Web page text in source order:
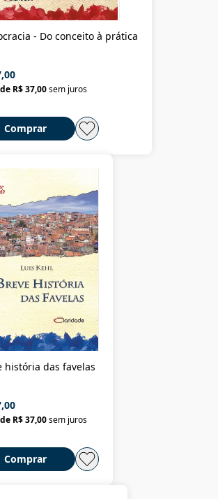
- Do conceito à prática
R$ 37,00sem juros
Comprar
história das favelas
R$ 37,00sem juros
Comprar